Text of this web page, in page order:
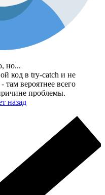
но...
код в try-catch и не
там вероятнее всего
проблемы.
назад